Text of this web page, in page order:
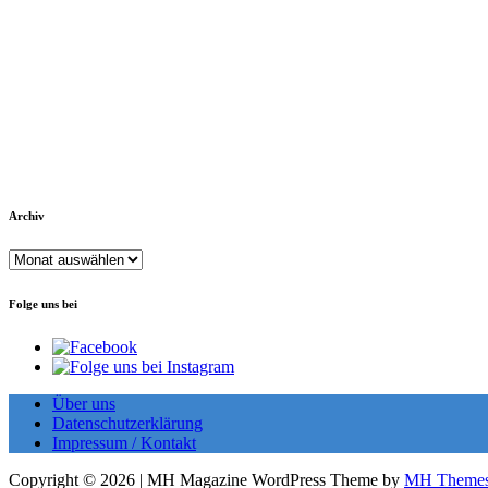
Archiv
Archiv
Folge uns bei
Über uns
Datenschutzerklärung
Impressum / Kontakt
Copyright © 2026 | MH Magazine WordPress Theme by MH